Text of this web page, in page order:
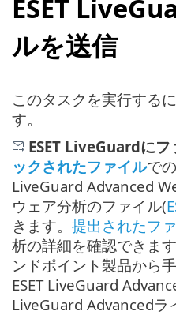
ESET
ルを送信
このタスクを実行するに
す。
ESET LiveGuardに
ックされたファイルで
LiveGuard Advanced
ウェア分析のファイル(
きます。 提出されたフ
析の詳細を確認できま
ンドポイント製品から
ESET LiveGuard
LiveGuard Advancedラ